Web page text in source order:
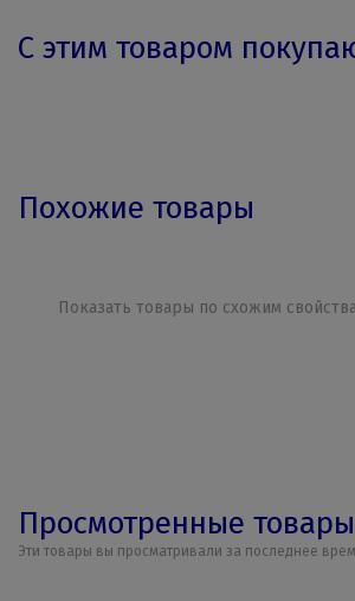
С этим товаром
Похожие товары
Показать товары по схожим
Просмотренные товары
Эти товары вы просматривали за последнее